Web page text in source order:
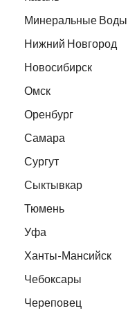
Минеральные Воды
Нижний Новгород
Новосибирск
Омск
Оренбург
Самара
Сургут
Сыктывкар
Тюмень
Уфа
Ханты-Мансийск
Чебоксары
Череповец